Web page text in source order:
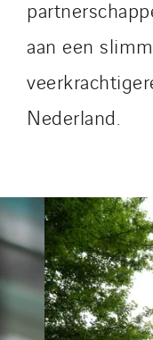
aan een
Nederland.
Indonesia
Italy
Morocco
Netherlands
Nordic countries
Portugal
Romania
Slovakia
Spain
Sweden